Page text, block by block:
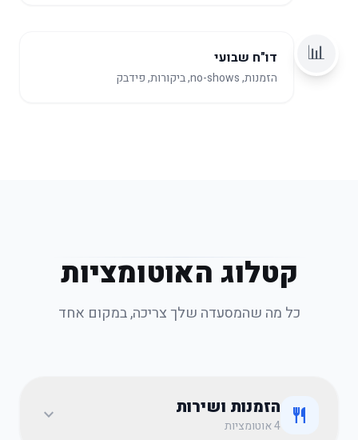
📊 דו"ח שבועי
הזמנות, no-shows, ביקורות, פידבק
קטלוג האוטומציות
כל מה שהמסעדה שלך צריכה, במקום אחד
restaurant הזמנות ושירות
4 אוטומציות expand_more